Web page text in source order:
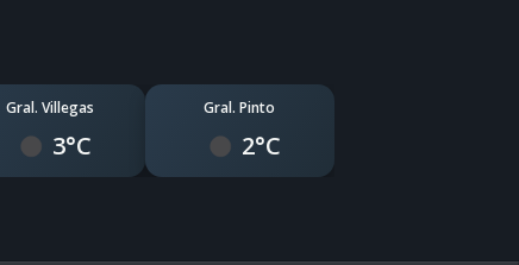
Gral. Villegas
3°C
Gral. Pinto
2°C